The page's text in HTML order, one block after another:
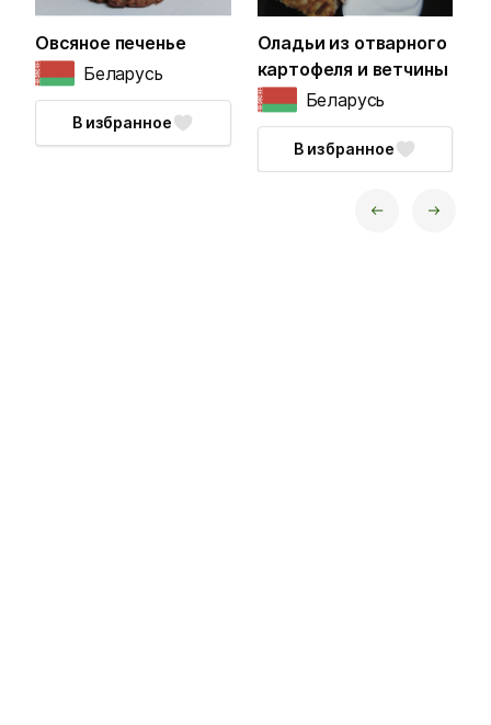
Овсяное печенье
Беларусь
В избранное
Оладьи из отварного
картофеля и ветчины
Беларусь
В избранное